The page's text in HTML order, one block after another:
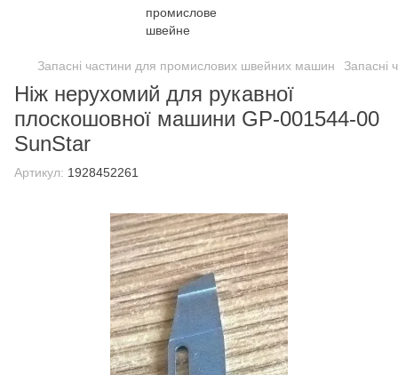
Запасні частини для промислових швейних машин Запасні
Ніж нерухомий для рукавної
плоскошовної машини GP-001544-00
SunStar
Артикул: 1928452261